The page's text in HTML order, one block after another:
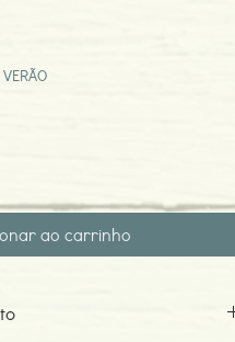
ao carrinho